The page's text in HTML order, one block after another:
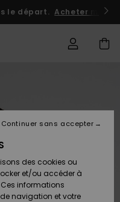
le départ. Acheter
des cookies ou
et/ou accéder à
informations
navigation et votre
Continuer sans accepter